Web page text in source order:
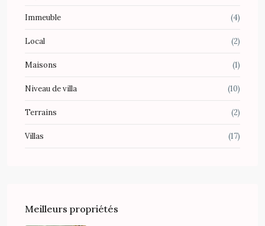
Immeuble (4)
Local (2)
Maisons (1)
Niveau de villa (10)
Terrains (2)
Villas (17)
Meilleurs propriétés